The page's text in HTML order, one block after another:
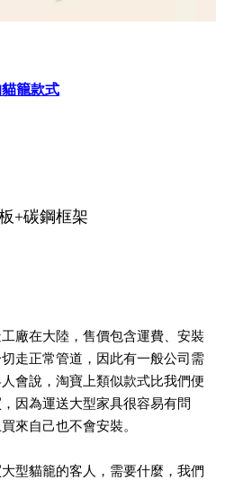
籠款式
+碳鋼框架
廠在大陸，售價包含運費、安裝
走正常管道，因此有一般公司需
會說，淘寶上類似款式比我們便
因為運送大型家具很容易有問
來自己也不會安裝。
型貓籠的客人，需要什麼，我們